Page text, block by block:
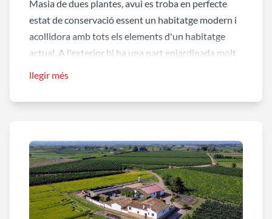
Masia de dues plantes, avui es troba en perfecte
estat de conservació essent un habitatge modern i
acollidora amb tots els elements d'un habitatge
actual. A l'exterior hi ha una part enjardinada molt
"Montargull", amb uns 25 jornals de terra al voltant
altres. Situada també molt prop dels cinc camins i
veïna de la Masia Cantí.
Explica el Sr. Rosendo Bosch, propietari actual de la
masia, que el nom des de temps passats, quan el seu
besavi la va construir l'any 1855, es veu que era
llegir més